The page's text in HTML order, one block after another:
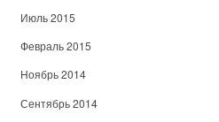
Июль 2015
Февраль 2015
Ноябрь 2014
Сентябрь 2014